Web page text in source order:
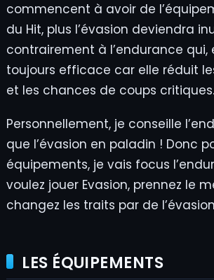
commencent à avoir de
du Hit, plus l’évasion deviendra
contrairement à l’endurance qui,
toujours efficace car elle réduit
et les chances de coups critiques.
Personnellement, je conseille
que l’évasion en paladin ! Donc
équipements, je vais focus
voulez jouer Evasion, prennez le
changez les traits par de
LES ÉQUIPEMENTS